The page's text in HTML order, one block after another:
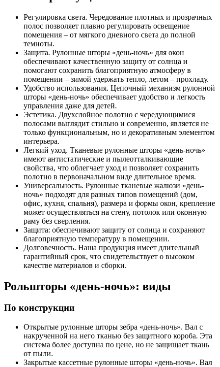
Регулировка света. Чередование плотных и прозрачных
полос позволяет плавно регулировать освещение
помещения – от мягкого дневного света до полной
темноты.
Защита. Рулонные шторы «день-ночь» для окон
обеспечивают качественную защиту от солнца и
помогают сохранить благоприятную атмосферу в
помещении – зимой удержать тепло, летом – прохладу.
Удобство использования. Цепочный механизм рулонной
шторы «день-ночь» обеспечивает удобство и легкость
управления даже для детей.
Эстетика. Двухслойное полотно с чередующимися
полосами выглядит стильно и современно, является не
только функциональным, но и декоративным элементом
интерьера.
Легкий уход. Тканевые рулонные шторы «день-ночь»
имеют антистатические и пылеотталкивающие
свойства, что облегчает уход и позволяет сохранить
полотно в первоначальном виде длительное время.
Универсальность. Рулонные тканевые жалюзи «день-
ночь» подходят для разных типов помещений (дом,
офис, кухня, спальня), размера и формы окон, крепление
может осуществляться на стену, потолок или оконную
раму без сверления.
Защита: обеспечивают защиту от солнца и сохраняют
благоприятную температуру в помещении.
Долговечность. Наша продукция имеет длительный
гарантийный срок, что свидетельствует о высоком
качестве материалов и сборки.
Рольшторы «день-ночь»: виды
По конструкции
Открытые рулонные шторы зебра «день-ночь». Вал с
накрученной на него тканью без защитного короба. Эта
система более доступна по цене, но не защищает ткань
от пыли.
Закрытые кассетные рулонные шторы «день-ночь». Вал